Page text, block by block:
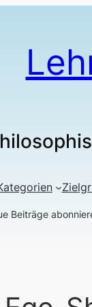
Beiträge